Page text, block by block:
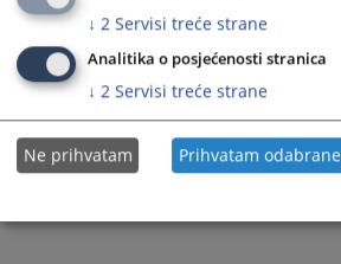
↓ 2 Servisi treće strane
Analitika o posjećenosti stranica
↓ 2 Servisi treće strane
Ne prihvatam Prihvatam odabrane